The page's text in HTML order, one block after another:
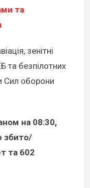
та
зенітні
та безпілотних
Сил оборони
на 08:30,
збито/
та 602